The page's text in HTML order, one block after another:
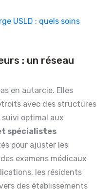
USLD : quels soins
: un réseau
en autarcie. Elles
avec des structures
optimal aux
spécialistes
pour ajuster les
examens médicaux
les résidents
des établissements